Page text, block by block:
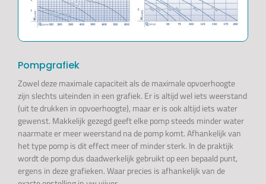
Pompgrafiek
Zowel deze maximale capaciteit als de maximale opvoerhoogte
zijn slechts uiteinden in een grafiek. Er is altijd wel iets weerstand
(uit te drukken in opvoerhoogte), maar er is ook altijd iets water
gewenst. Makkelijk gezegd geeft elke pomp steeds minder water
naarmate er meer weerstand na de pomp komt. Afhankelijk van
het type pomp is dit effect meer of minder sterk. In de praktijk
wordt de pomp dus daadwerkelijk gebruikt op een bepaald punt,
ergens in deze grafieken. Waar precies is afhankelijk van de